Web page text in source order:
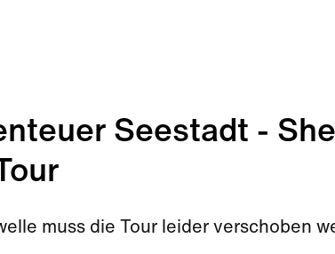
Seestadt -
muss die Tour leider verschoben